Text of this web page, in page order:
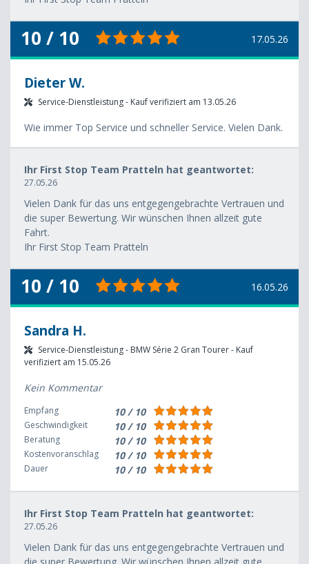
10 / 10 17.05.26
Dieter W.
Service-Dienstleistung - Kauf verifiziert am 13.05.26
Wie immer Top Service und schneller Service. Vielen Dank.
Ihr First Stop Team Pratteln hat geantwortet:
27.05.26
Vielen Dank für das uns entgegengebrachte Vertrauen und
die super Bewertung. Wir wünschen Ihnen allzeit gute
Fahrt.
Ihr First Stop Team Pratteln
10 / 10 16.05.26
Sandra H.
Service-Dienstleistung - BMW Série 2 Gran Tourer - Kauf
verifiziert am 15.05.26
Kein Kommentar
Empfang 10 / 10
Geschwindigkeit 10 / 10
Beratung 10 / 10
Kostenvoranschlag 10 / 10
Dauer 10 / 10
Ihr First Stop Team Pratteln hat geantwortet:
27.05.26
Vielen Dank für das uns entgegengebrachte Vertrauen und